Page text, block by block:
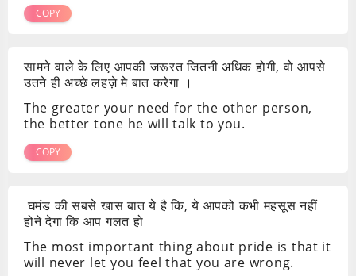
COPY
सामने वाले के लिए आपकी जरूरत जितनी अधिक होगी, वो आपसे
उतने ही अच्छे लहज़े मे बात करेगा ।
The greater your need for the other person,
the better tone he will talk to you.
COPY
घमंड की सबसे खास बात ये है कि, ये आपको कभी महसूस नहीं
होने देगा कि आप गलत हो
The most important thing about pride is that it
will never let you feel that you are wrong.